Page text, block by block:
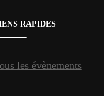
RAPIDES
les évènements